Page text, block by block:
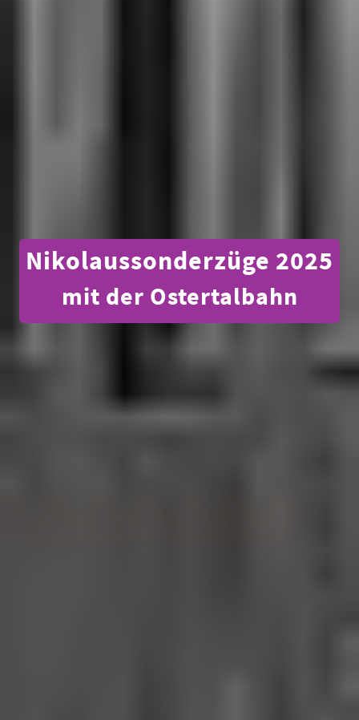
Nikolaussonderzüge 2025
mit der Ostertalbahn